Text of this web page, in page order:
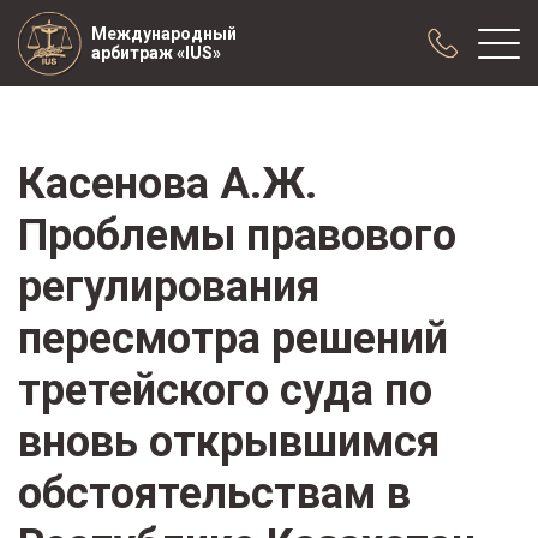
Международный
арбитраж «IUS»
Практика
Публикации
Сотрудничество
Конференции
Новости
Образцы договоров с арбитражной
оговоркой
Касенова А.Ж.
Проблемы правового
регулирования
пересмотра решений
третейского суда по
вновь открывшимся
обстоятельствам в